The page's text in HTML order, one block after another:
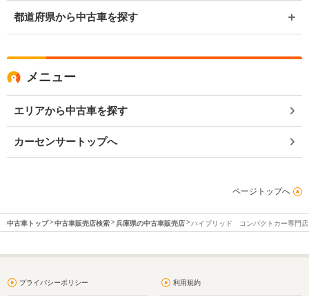
都道府県から中古車を探す
メニュー
エリアから中古車を探す
カーセンサートップへ
ページトップへ
中古車トップ 中古車販売店検索 兵庫県の中古車販売店 ハイブリッド コンパクトカー専門
プライバシーポリシー 利用規約